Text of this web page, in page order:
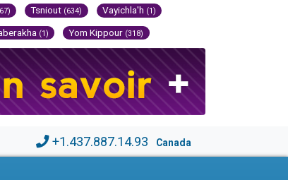
Tsniout (634) Vayichla'h (1)
(1) Yom Kippour (318)
+1.437.887.14.93 Canada